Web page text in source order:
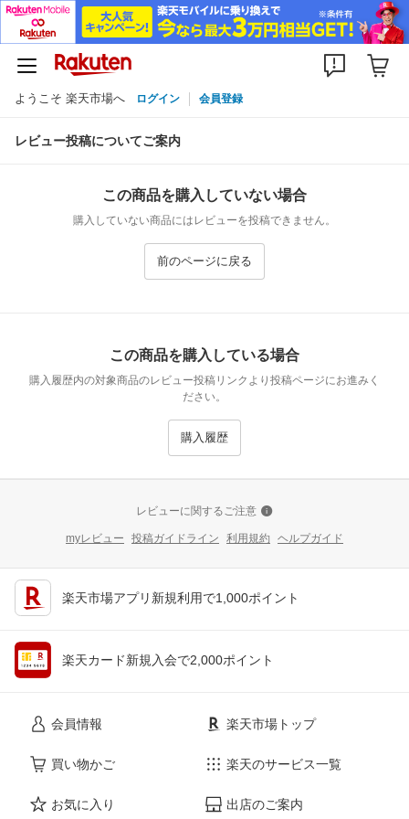
ようこそ 楽天市場へ ログイン 会員登録
レビュー投稿についてご案内
この商品を購入していない場合
購入していない商品にはレビューを投稿できません。
前のページに戻る
この商品を購入している場合
購入履歴内の対象商品のレビュー投稿リンクより投稿ページにお進みく
ださい。
購入履歴
レビューに関するご注意
myレビュー 投稿ガイドライン 利用規約 ヘルプガイド
楽天市場アプリ新規利用で1,000ポイント
楽天カード新規入会で2,000ポイント
会員情報
買い物かご
お気に入り
楽天市場トップ
楽天のサービス一覧
出店のご案内